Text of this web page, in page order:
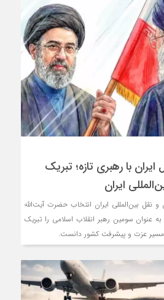
با رهبری تازه؛ تبریک
ایران
بین‌المللی ایران انتخاب حضرت آیت‌الله
عنوان سومین رهبر انقلاب اسلامی را تبریک
مسیر عزت و پیشرفت کشور دانست.